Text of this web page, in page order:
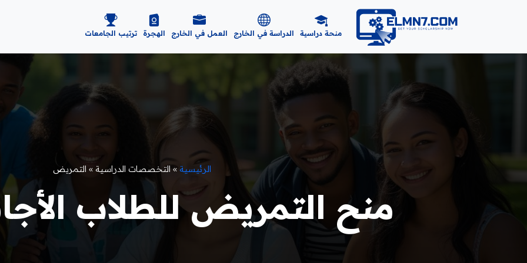
منحة دراسية الدراسة في الخارج العمل في الخارج الهجرة ترتيب الجامعات
الرئيسية » التخصصات الدراسية » التمريض
منح التمريض للطلاب الأجانب